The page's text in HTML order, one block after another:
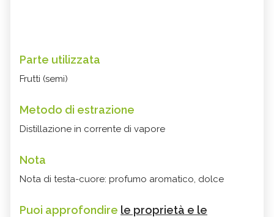
Parte utilizzata
Frutti (semi)
Metodo di estrazione
Distillazione in corrente di vapore
Nota
Nota di testa-cuore: profumo aromatico, dolce
Puoi approfondire le proprietà e le